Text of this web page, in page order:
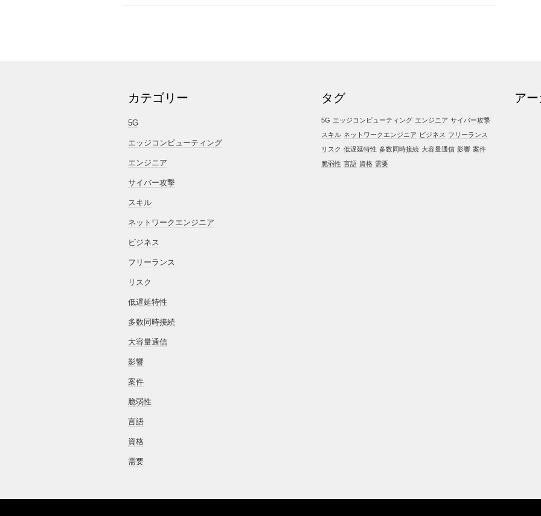
カテゴリー
5G
エッジコンピューティング
エンジニア
サイバー攻撃
スキル
ネットワークエンジニア
ビジネス
フリーランス
リスク
低遅延特性
多数同時接続
大容量通信
影響
案件
脆弱性
言語
資格
需要
タグ
5G エッジコンピューティング エンジニア サイバー攻撃
スキル ネットワークエンジニア ビジネス フリーランス
リスク 低遅延特性 多数同時接続 大容量通信 影響 案件
脆弱性 言語 資格 需要
ア